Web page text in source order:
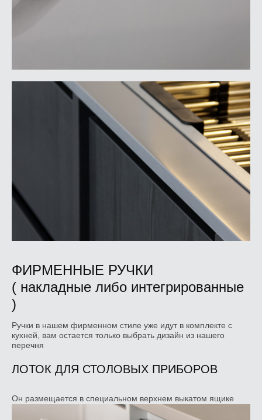
ФИРМЕННЫЕ РУЧКИ
( накладные либо интегрированные
)
Ручки в нашем фирменном стиле уже идут в комплекте с
кухней, вам остается только выбрать дизайн из нашего
перечня
ЛОТОК ДЛЯ СТОЛОВЫХ ПРИБОРОВ
Он размещается в специальном верхнем выкатом ящике